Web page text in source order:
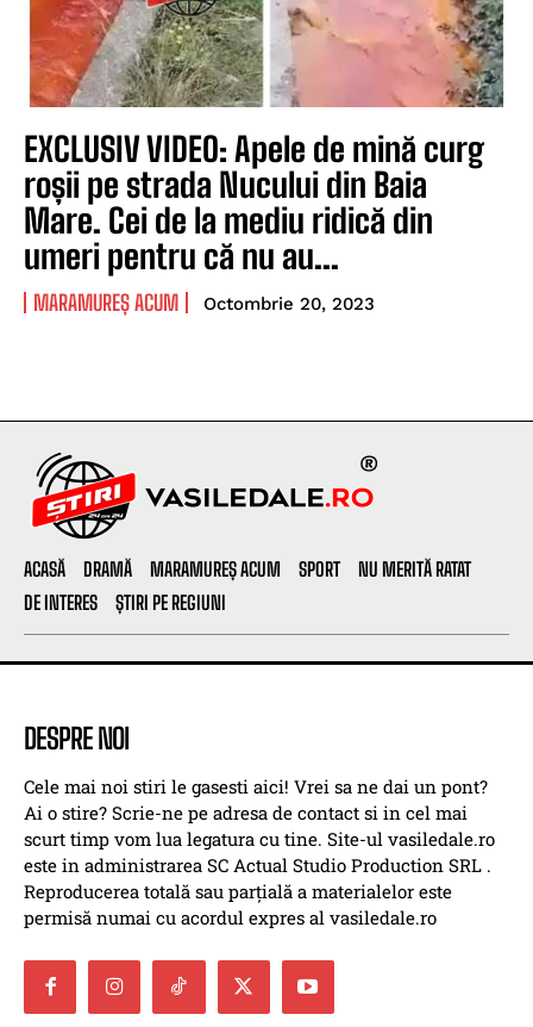
EXCLUSIV VIDEO: Apele de mină curg
roșii pe strada Nucului din Baia
Mare. Cei de la mediu ridică din
umeri pentru că nu au...
MARAMUREȘ ACUM Octombrie 20, 2023
ACASĂ DRAMĂ MARAMUREȘ ACUM SPORT
NU MERITĂ RATAT
DE INTERES
ȘTIRI PE REGIUNI
DESPRE NOI
Cele mai noi stiri le gasesti aici! Vrei sa ne dai un pont?
Ai o stire? Scrie-ne pe adresa de contact si in cel mai
scurt timp vom lua legatura cu tine. Site-ul vasiledale.ro
este in administrarea SC Actual Studio Production SRL .
Reproducerea totală sau parțială a materialelor este
permisă numai cu acordul expres al vasiledale.ro